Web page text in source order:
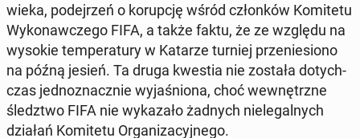
wie­ka, po­dej­rzeń o ko­rup­cję wśród człon­ków Ko­mi­te­tu
Wy­ko­naw­cze­go FIFA, a także faktu, że ze względu na
wysokie tem­pe­ra­tu­ry w Katarze turniej prze­nie­sio­no
na późną jesień. Ta druga kwestia nie została do­tych­
czas jed­no­znacz­nie wy­ja­śnio­na, choć we­wnętrz­ne
śledz­two FIFA nie wy­ka­za­ło żadnych nie­le­gal­nych
działań Ko­mi­te­tu Or­ga­ni­za­cyj­ne­go.